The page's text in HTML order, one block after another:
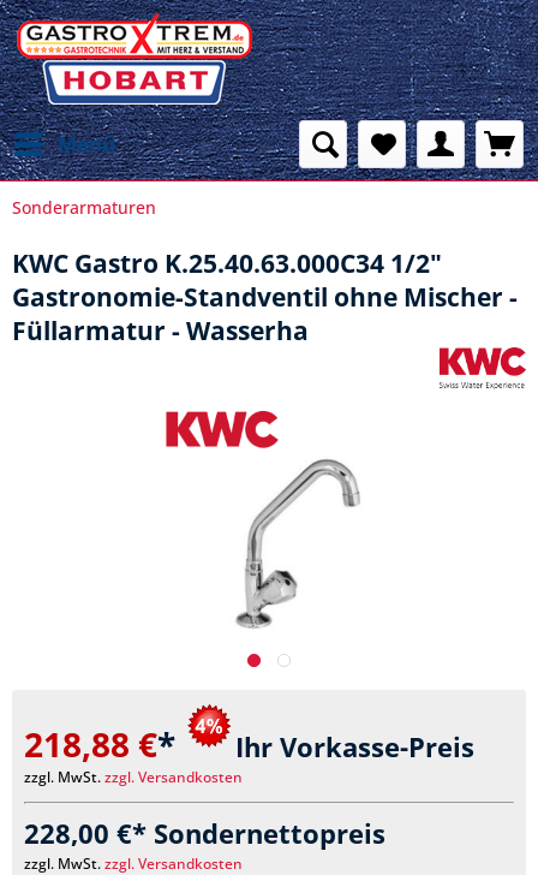
Menü
Sonderarmaturen
KWC Gastro K.25.40.63.000C34 1/2"
Gastronomie-Standventil ohne Mischer -
Füllarmatur - Wasserha
218,88 €* Ihr Vorkasse-Preis
zzgl. MwSt.zzgl. Versandkosten
228,00 €* Sondernettopreis
zzgl. MwSt.zzgl. Versandkosten